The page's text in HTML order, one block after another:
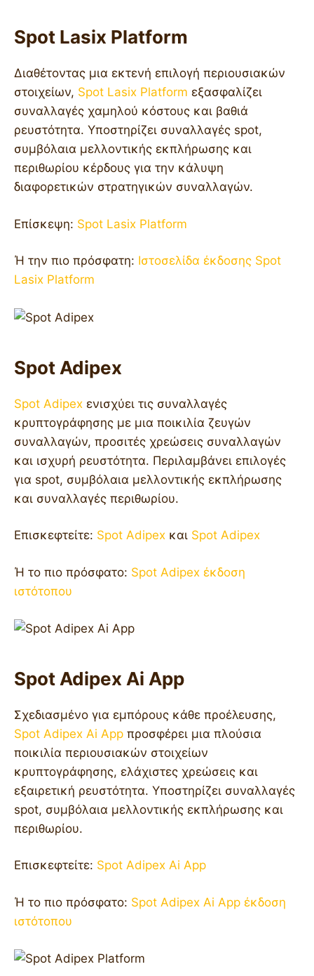
Spot Lasix Platform
Διαθέτοντας μια εκτενή επιλογή περιουσιακών
στοιχείων, Spot Lasix Platform εξασφαλίζει
συναλλαγές χαμηλού κόστους και βαθιά
ρευστότητα. Υποστηρίζει συναλλαγές spot,
συμβόλαια μελλοντικής εκπλήρωσης και
περιθωρίου κέρδους για την κάλυψη
διαφορετικών στρατηγικών συναλλαγών.
Επίσκεψη: Spot Lasix Platform
Ή την πιο πρόσφατη: Ιστοσελίδα έκδοσης Spot
Lasix Platform
Spot Adipex
Spot Adipex ενισχύει τις συναλλαγές
κρυπτογράφησης με μια ποικιλία ζευγών
συναλλαγών, προσιτές χρεώσεις συναλλαγών
και ισχυρή ρευστότητα. Περιλαμβάνει επιλογές
για spot, συμβόλαια μελλοντικής εκπλήρωσης
και συναλλαγές περιθωρίου.
Επισκεφτείτε: Spot Adipex και Spot Adipex
Ή το πιο πρόσφατο: Spot Adipex έκδοση
ιστότοπου
Spot Adipex Ai App
Σχεδιασμένο για εμπόρους κάθε προέλευσης,
Spot Adipex Ai App προσφέρει μια πλούσια
ποικιλία περιουσιακών στοιχείων
κρυπτογράφησης, ελάχιστες χρεώσεις και
εξαιρετική ρευστότητα. Υποστηρίζει συναλλαγές
spot, συμβόλαια μελλοντικής εκπλήρωσης και
περιθωρίου.
Επισκεφτείτε: Spot Adipex Ai App
Ή το πιο πρόσφατο: Spot Adipex Ai App έκδοση
ιστότοπου